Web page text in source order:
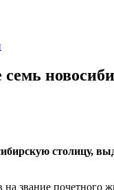
столицу,
звание почетного